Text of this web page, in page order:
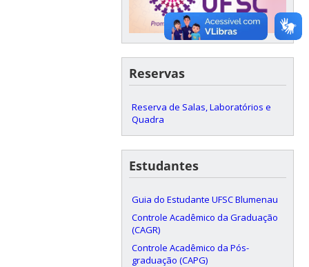
Reservas
Reserva de Salas, Laboratórios e
Quadra
Estudantes
Guia do Estudante UFSC Blumenau
Controle Acadêmico da Graduação
(CAGR)
Controle Acadêmico da Pós-
graduação (CAPG)